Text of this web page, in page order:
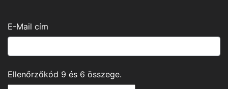
E-Mail cím
Ellenőrzőkód 9 és 6 összege.